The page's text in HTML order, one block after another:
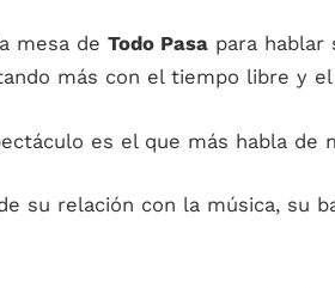
mesa de Todo Pasa para hablar
más con el tiempo libre y el
es el que más habla de
su relación con la música, su